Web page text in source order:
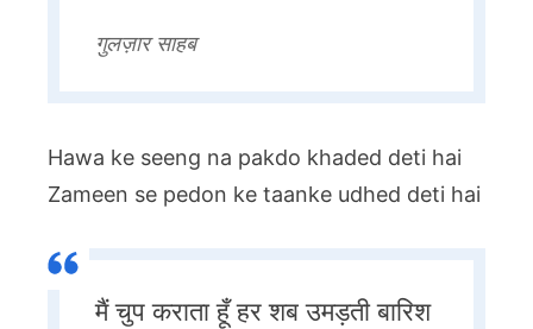
गुलज़ार साहब
Hawa ke seeng na pakdo khaded deti hai
Zameen se pedon ke taanke udhed deti hai
मैं चुप कराता हूँ हर शब उमड़ती बारिश